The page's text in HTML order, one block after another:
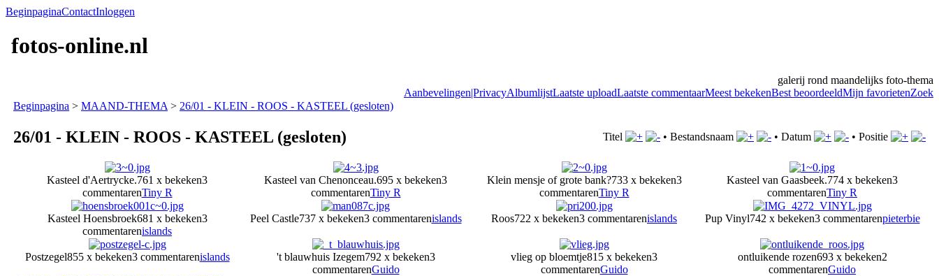
BeginpaginaContactInloggen
fotos-online.nl
galerij rond maandelijks foto-thema
Aanbevelingen|PrivacyAlbumlijstLaatste uploadLaatste commentaarMeest bekekenBest beoordeeldMijn favorietenZoek
Beginpagina > MAAND-THEMA > 26/01 - KLEIN - ROOS - KASTEEL (gesloten)
26/01 - KLEIN - ROOS - KASTEEL (gesloten) Titel • Bestandsnaam • Datum • Positie
Kasteel d'Aertrycke.761 x bekeken3
commentarenTiny R
Kasteel van Chenonceau.695 x bekeken3
commentarenTiny R
Klein mensje of grote bank?733 x bekeken3
commentarenTiny R
Kasteel van Gaasbeek.774 x bekeken3
commentarenTiny R
Kasteel Hoensbroek681 x bekeken3
commentarenislands
Peel Castle737 x bekeken3 commentarenislands Roos722 x bekeken3 commentarenislands Pup Vinyl742 x bekeken3 commentarenpieterbie
Postzegel855 x bekeken3 commentarenislands 't blauwhuis Izegem792 x bekeken3
commentarenGuido
vlieg op bloemtje815 x bekeken3
commentarenGuido
ontluikende rozen693 x bekeken2
commentarenGuido